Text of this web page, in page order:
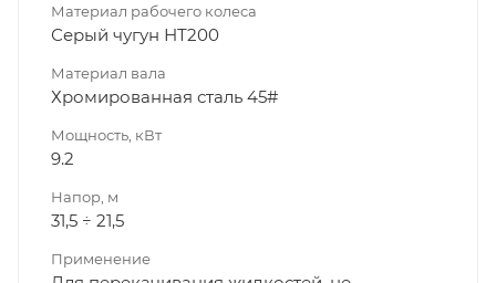
Материал рабочего колеса
Серый чугун НТ200
Материал вала
Хромированная сталь 45#
Мощность, кВт
9.2
Напор, м
31,5 ÷ 21,5
Применение